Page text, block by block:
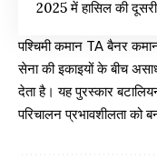
2025 में हासिल की
पश्चिमी कमान TA बैनर
सेना की इकाइयों के बीच
देता है। यह पुरस्कार
परिचालन प्रभावशीलता को